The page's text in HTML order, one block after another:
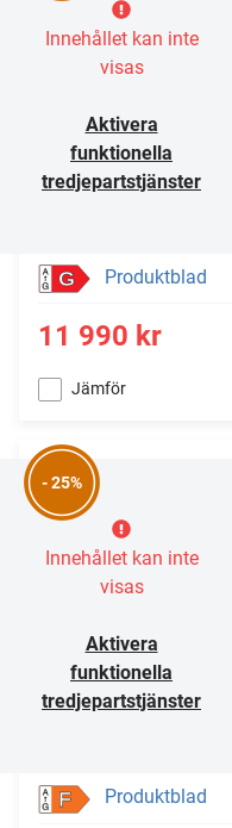
Innehållet kan inte
visas
Aktivera
funktionella
tredjepartstjänster
G Produktblad
11 990 kr
Jämför
- 25%
Innehållet kan inte
visas
Aktivera
funktionella
tredjepartstjänster
F Produktblad